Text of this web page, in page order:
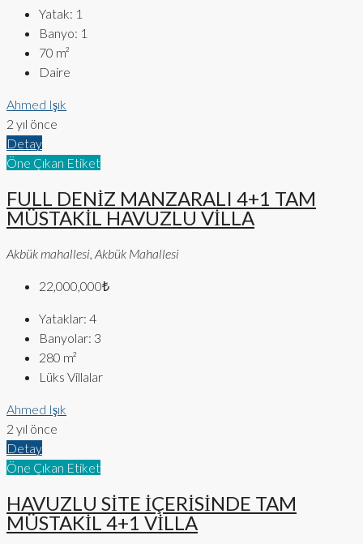
Yatak: 1
Banyo: 1
70 m²
Daire
Ahmed Işık
2 yıl önce
Detay
Öne Çıkan Etiket
FULL DENİZ MANZARALI 4+1 TAM
MÜSTAKİL HAVUZLU VİLLA
Akbük mahallesi, Akbük Mahallesi
22,000,000₺
Yataklar: 4
Banyolar: 3
280 m²
Lüks Villalar
Ahmed Işık
2 yıl önce
Detay
Öne Çıkan Etiket
HAVUZLU SİTE İÇERİSİNDE TAM
MÜSTAKİL 4+1 VİLLA